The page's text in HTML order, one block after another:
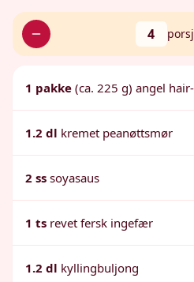
4
1 pakke (ca. 225 g) angel
1.2 dl kremet peanøttsmør
2 ss soyasaus
1 ts revet fersk ingefær
1.2 dl kyllingbuljong